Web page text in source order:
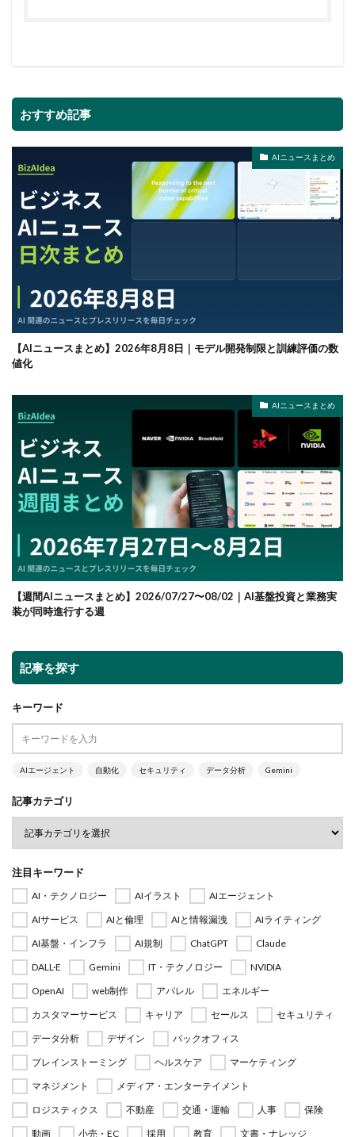
おすすめ記事
AIニュースまとめ
【AIニュースまとめ】2026年8月8日｜モデル開発制限と訓練評価の数
値化
AIニュースまとめ
【週間AIニュースまとめ】2026/07/27〜08/02｜AI基盤投資と業務実
装が同時進行する週
記事を探す
キーワード
AIエージェント 自動化 セキュリティ データ分析 Gemini
記事カテゴリ
注目キーワード
AI・テクノロジー AIイラスト
AIエージェント
AIサービス
AIと倫理 AIと情報漏洩
AIライティング
AI基盤・インフラ
AI規制 ChatGPT
Claude
DALL·E
Gemini IT・テクノロジー
NVIDIA
OpenAI
web制作 アパレル
エネルギー
カスタマーサービス
キャリア セールス
セキュリティ
データ分析
デザイン
バックオフィス
ブレインストーミング
ヘルスケア
マーケティング
マネジメント
メディア・エンターテイメント
ロジスティクス
不動産 交通・運輸 人事
保険
動画
小売・EC 採用 教育 文書・ナレッジ